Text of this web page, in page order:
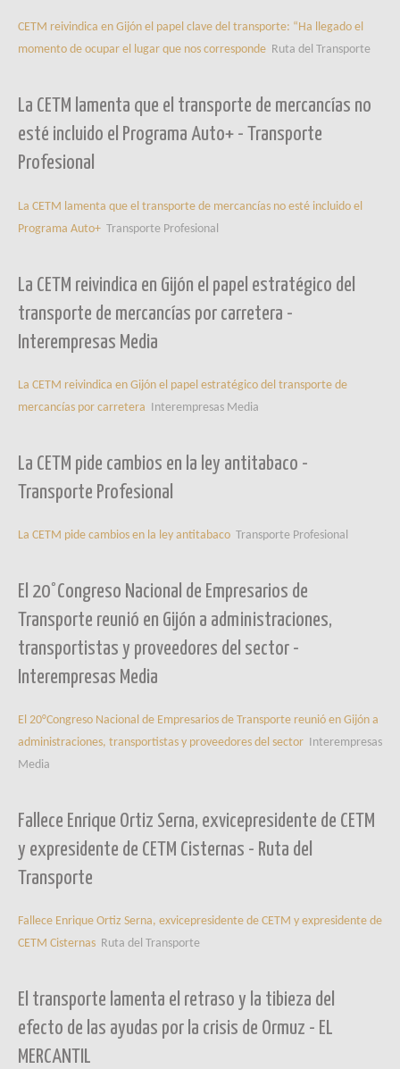
CETM reivindica en Gijón el papel clave del transporte: “Ha llegado el
momento de ocupar el lugar que nos corresponde Ruta del Transporte
La CETM lamenta que el transporte de mercancías no
esté incluido el Programa Auto+ - Transporte
Profesional
La CETM lamenta que el transporte de mercancías no esté incluido el
Programa Auto+ Transporte Profesional
La CETM reivindica en Gijón el papel estratégico del
transporte de mercancías por carretera -
Interempresas Media
La CETM reivindica en Gijón el papel estratégico del transporte de
mercancías por carretera Interempresas Media
La CETM pide cambios en la ley antitabaco -
Transporte Profesional
La CETM pide cambios en la ley antitabaco Transporte Profesional
El 20°Congreso Nacional de Empresarios de
Transporte reunió en Gijón a administraciones,
transportistas y proveedores del sector -
Interempresas Media
El 20°Congreso Nacional de Empresarios de Transporte reunió en Gijón a
administraciones, transportistas y proveedores del sector Interempresas
Media
Fallece Enrique Ortiz Serna, exvicepresidente de CETM
y expresidente de CETM Cisternas - Ruta del
Transporte
Fallece Enrique Ortiz Serna, exvicepresidente de CETM y expresidente de
CETM Cisternas Ruta del Transporte
El transporte lamenta el retraso y la tibieza del
efecto de las ayudas por la crisis de Ormuz - EL
MERCANTIL